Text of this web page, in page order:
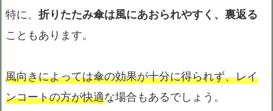
特に、 折りたたみ傘は風にあおられやすく、裏返る
こともあります。
風向きによっては傘の効果が十分に得られず、レイ
ンコートの方が快適な場合もあるでしょう。